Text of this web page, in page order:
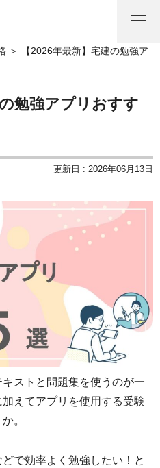
＞ 【2026年最新】宅建の勉強ア
勉強アプリおすす
更新日 : 2026年06月13日
ストと問題集を使うのが一
えてアプリを使用する受験
。
で効率よく勉強したい！と